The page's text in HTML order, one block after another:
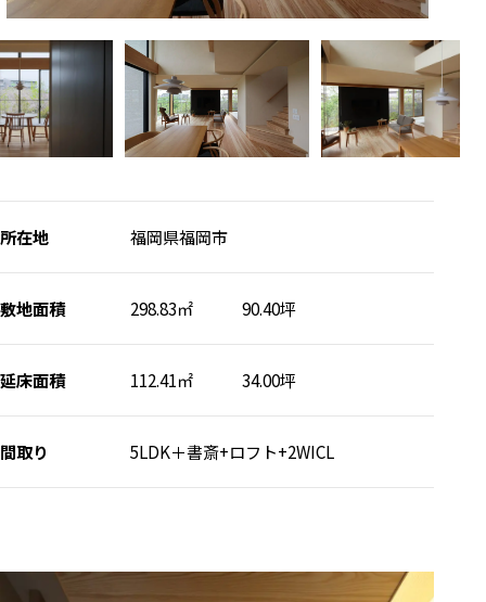
所在地 福岡県福岡市
敷地面積 298.83㎡ 90.40坪
延床面積 112.41㎡ 34.00坪
間取り 5LDK＋書斎+ロフト+2WICL